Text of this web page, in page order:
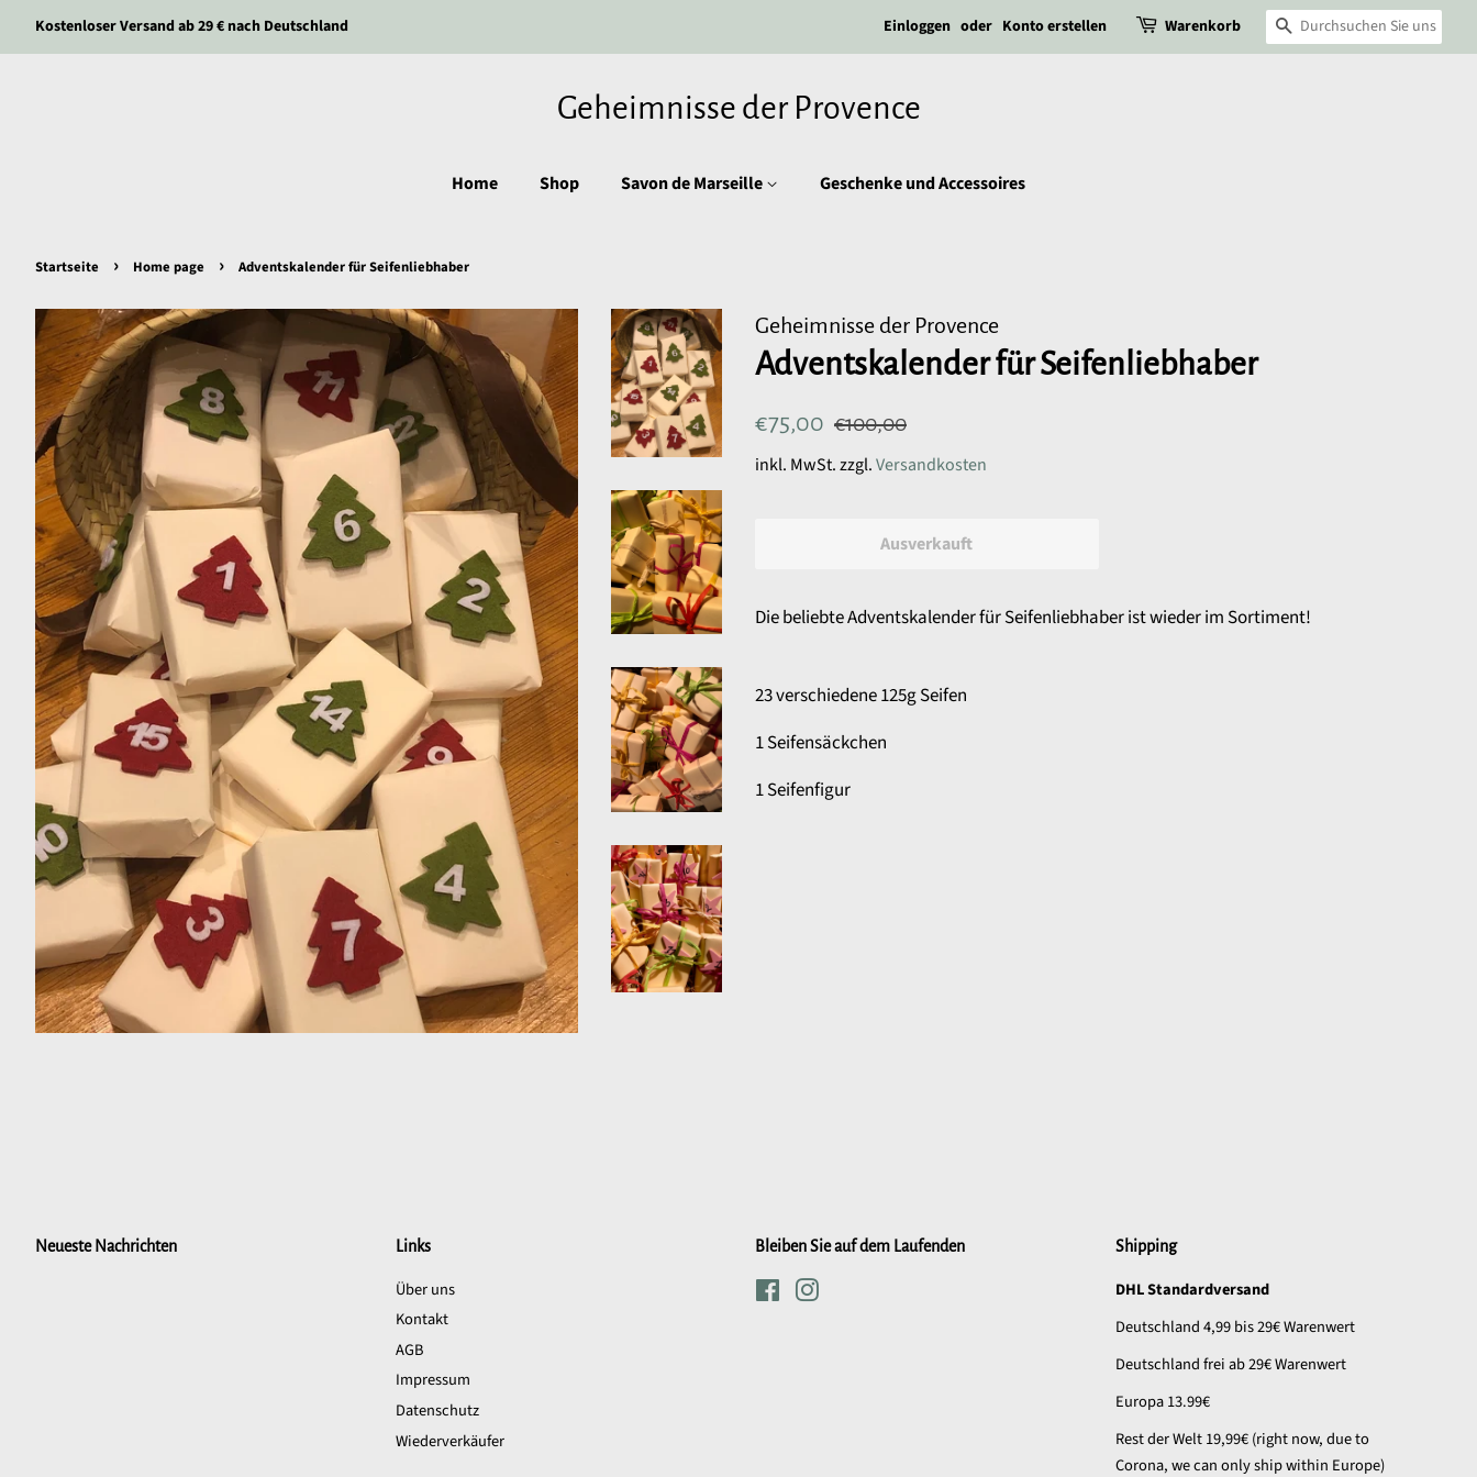
Kostenloser Versand ab 29 € nach Deutschland Einloggen oder Konto erstellen Warenkorb Suchen
Geheimnisse der Provence
Home Shop Savon de Marseille Geschenke und Accessoires
Startseite › Home page › Adventskalender für Seifenliebhaber
Geheimnisse der Provence
Adventskalender für Seifenliebhaber
Normaler
€75,00 Sonderpreis
€100,00
inkl. MwSt. zzgl.Versandkosten
Ausverkauft
Die beliebte Adventskalender für Seifenliebhaber ist wieder im Sortiment!
23 verschiedene 125g Seifen
1 Seifensäckchen
1 Seifenfigur
Neueste Nachrichten Links
Über uns
Kontakt
AGB
Impressum
Datenschutz
Wiederverkäufer
Bleiben Sie auf dem Laufenden
Facebook
Shipping
DHL Standardversand
Deutschland 4,99 bis 29€ Warenwert
Deutschland frei ab 29€ Warenwert
Europa 13.99€
Rest der Welt 19,99€ (right now, due to
Corona, we can only ship within Europe)